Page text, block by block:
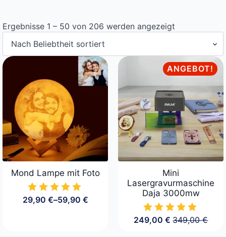
Ergebnisse 1 – 50 von 206 werden angezeigt
Mond Lampe mit Foto
29,90 €–59,90 €
Preisspanne:
ANGEBOT!
Mini
Lasergravurmaschine
Daja 3000mw
349,00€
249,00 € Aktueller